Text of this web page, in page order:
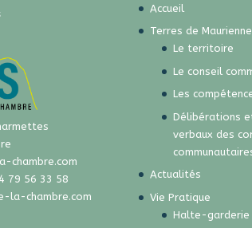
chambre.com
79 56 33 58
la-chambre.com
Accueil
Terres de Maurienne
Le territoire
Le conseil
Les
Délibérations
verbaux des
Actualités
Vie Pratique
Halte-garderie